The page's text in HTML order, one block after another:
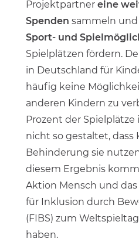
Projektpartner eine
Spenden sammeln und
Sport- und
Spielplätzen fördern.
in Deutschland für
häufig keine
anderen Kindern zu
Prozent der
nicht so gestaltet, dass
Behinderung sie
diesem Ergebnis
Aktion Mensch und
für Inklusion durch
(FIBS) zum
haben.